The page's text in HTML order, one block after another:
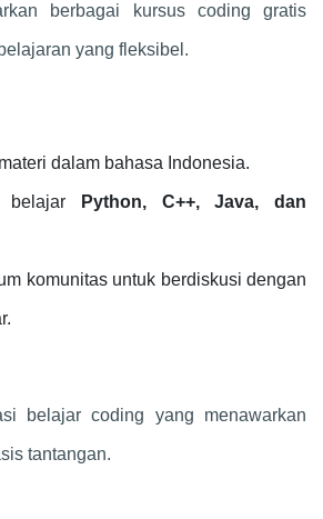
berbagai kursus coding gratis
yang fleksibel.
dalam bahasa Indonesia.
belajar Python, C++, Java, dan
komunitas untuk berdiskusi dengan
belajar coding yang menawarkan
tantangan.